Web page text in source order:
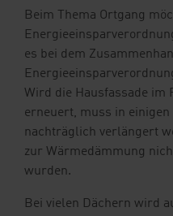
Beim Thema Ortgang
es bei dem
Wird die Hausfassade im
erneuert, muss in
nachträglich verlängert
zur Wärmedämmung
wurden.
Bei vielen Dächern wird